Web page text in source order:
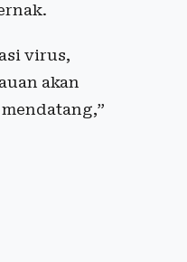
virus,
akan